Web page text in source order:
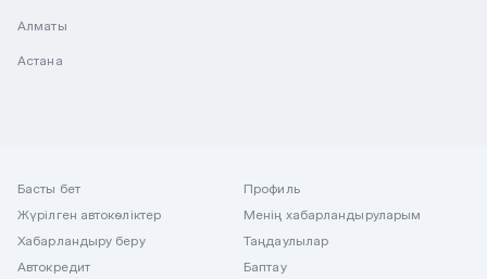
Алматы
Астана
Басты бет
Жүрілген автокөліктер
Хабарландыру беру
Автокредит
Профиль
Менің хабарландыруларым
Таңдаулылар
Баптау